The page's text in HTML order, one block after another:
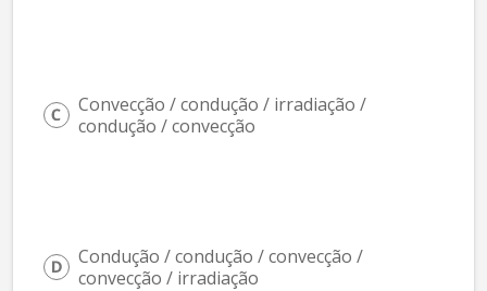
Convecção / condução / irradiação /
condução / convecção
Condução / condução / convecção /
convecção / irradiação